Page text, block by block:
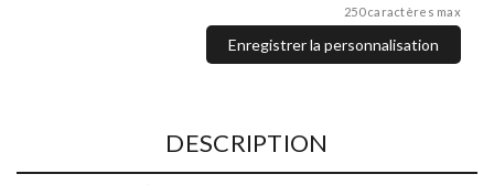
250 caractères max
Enregistrer la personnalisation
DESCRIPTION